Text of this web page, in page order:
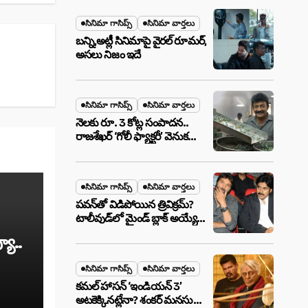
సినిమా గాసిప్స్ సినిమా వార్తలు
బన్ని,అట్లీ సినిమాపై వైరల్ రూమర్,
అసలు నిజం ఇదే
సినిమా గాసిప్స్ సినిమా వార్తలు
నెలకు రూ. 3 కోట్ల సంపాదన..
రాజశేఖర్ ‘గోలీ ఫ్యాక్టరీ’ వెనుక
సినిమా గాసిప్స్ సినిమా వార్తలు
పవన్‌తో విడిపోయిన త్రివిక్రమ్?
టాలీవుడ్‌లో మైండ్ బ్లాక్ అయ్యే
సినిమా గాసిప్స్ సినిమా వార్తలు
కమల్ హాసన్ ‘ఇండియన్ 3’
అటకెక్కినట్లేనా? శంకర్ మనసులో